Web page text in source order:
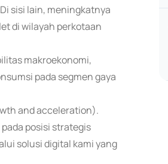
sisi lain, meningkatnya
di wilayah perkotaan
makroekonomi,
pada segmen gaya
and acceleration).
posisi strategis
solusi digital kami yang